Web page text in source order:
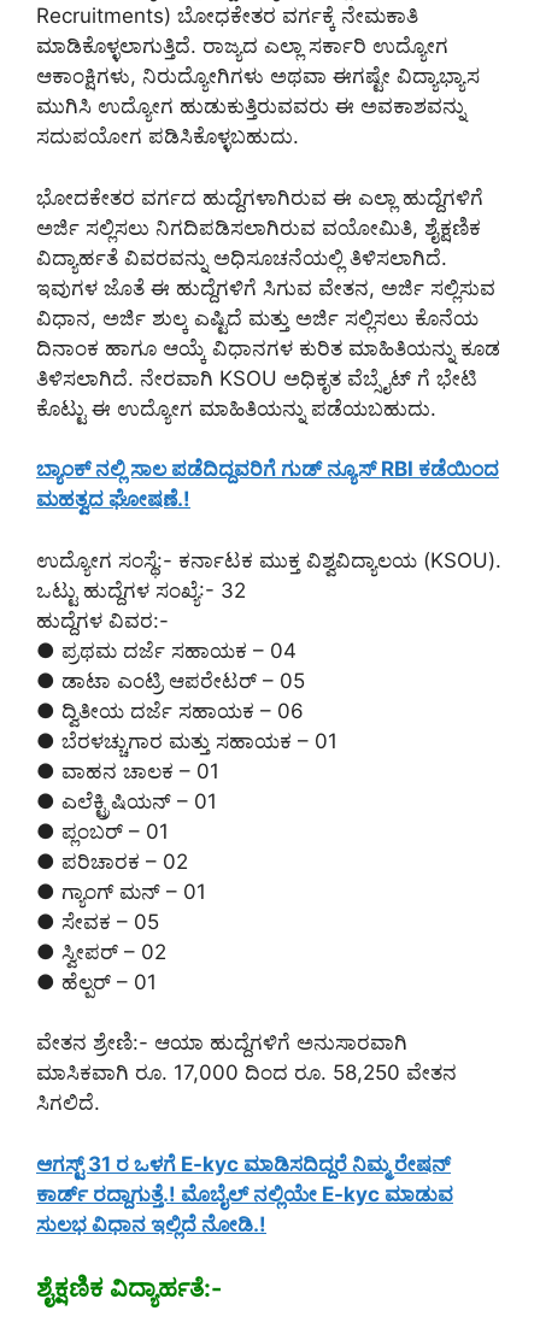
Recruitments) ಬೋಧಕೇತರ ವರ್ಗಕ್ಕೆ ನೇಮಕಾತಿ
ಮಾಡಿಕೊಳ್ಳಲಾಗುತ್ತಿದೆ. ರಾಜ್ಯದ ಎಲ್ಲಾ ಸರ್ಕಾರಿ ಉದ್ಯೋಗ
ಆಕಾಂಕ್ಷಿಗಳು, ನಿರುದ್ಯೋಗಿಗಳು ಅಥವಾ ಈಗಷ್ಟೇ ವಿದ್ಯಾಭ್ಯಾಸ
ಮುಗಿಸಿ ಉದ್ಯೋಗ ಹುಡುಕುತ್ತಿರುವವರು ಈ ಅವಕಾಶವನ್ನು
ಸದುಪಯೋಗ ಪಡಿಸಿಕೊಳ್ಳಬಹುದು.
ಭೋದಕೇತರ ವರ್ಗದ ಹುದ್ದೆಗಳಾಗಿರುವ ಈ ಎಲ್ಲಾ ಹುದ್ದೆಗಳಿಗೆ
ಅರ್ಜಿ ಸಲ್ಲಿಸಲು ನಿಗದಿಪಡಿಸಲಾಗಿರುವ ವಯೋಮಿತಿ, ಶೈಕ್ಷಣಿಕ
ವಿದ್ಯಾರ್ಹತೆ ವಿವರವನ್ನು ಅಧಿಸೂಚನೆಯಲ್ಲಿ ತಿಳಿಸಲಾಗಿದೆ.
ಇವುಗಳ ಜೊತೆ ಈ ಹುದ್ದೆಗಳಿಗೆ ಸಿಗುವ ವೇತನ, ಅರ್ಜಿ ಸಲ್ಲಿಸುವ
ವಿಧಾನ, ಅರ್ಜಿ ಶುಲ್ಕ ಎಷ್ಟಿದೆ ಮತ್ತು ಅರ್ಜಿ ಸಲ್ಲಿಸಲು ಕೊನೆಯ
ದಿನಾಂಕ ಹಾಗೂ ಆಯ್ಕೆ ವಿಧಾನಗಳ ಕುರಿತ ಮಾಹಿತಿಯನ್ನು ಕೂಡ
ತಿಳಿಸಲಾಗಿದೆ. ನೇರವಾಗಿ KSOU ಅಧಿಕೃತ ವೆಬ್ಸೈಟ್ ಗೆ ಭೇಟಿ
ಕೊಟ್ಟು ಈ ಉದ್ಯೋಗ ಮಾಹಿತಿಯನ್ನು ಪಡೆಯಬಹುದು.
ಬ್ಯಾಂಕ್ ನಲ್ಲಿ ಸಾಲ ಪಡೆದಿದ್ದವರಿಗೆ ಗುಡ್ ನ್ಯೂಸ್ RBI ಕಡೆಯಿಂದ
ಮಹತ್ವದ ಘೋಷಣೆ.!
ಉದ್ಯೋಗ ಸಂಸ್ಥೆ:- ಕರ್ನಾಟಕ ಮುಕ್ತ ವಿಶ್ವವಿದ್ಯಾಲಯ (KSOU).
ಒಟ್ಟು ಹುದ್ದೆಗಳ ಸಂಖ್ಯೆ:- 32
ಹುದ್ದೆಗಳ ವಿವರ:-
● ಪ್ರಥಮ ದರ್ಜೆ ಸಹಾಯಕ – 04
● ಡಾಟಾ ಎಂಟ್ರಿ ಆಪರೇಟರ್ – 05
● ದ್ವಿತೀಯ ದರ್ಜೆ ಸಹಾಯಕ – 06
● ಬೆರಳಚ್ಚುಗಾರ ಮತ್ತು ಸಹಾಯಕ – 01
● ವಾಹನ ಚಾಲಕ – 01
● ಎಲೆಕ್ಟ್ರಿಷಿಯನ್ – 01
● ಪ್ಲಂಬರ್ – 01
● ಪರಿಚಾರಕ – 02
● ಗ್ಯಾಂಗ್ ಮನ್ – 01
● ಸೇವಕ – 05
● ಸ್ವೀಪರ್ – 02
● ಹೆಲ್ಪರ್ – 01
ವೇತನ ಶ್ರೇಣಿ:- ಆಯಾ ಹುದ್ದೆಗಳಿಗೆ ಅನುಸಾರವಾಗಿ
ಮಾಸಿಕವಾಗಿ ರೂ. 17,000 ದಿಂದ ರೂ. 58,250 ವೇತನ
ಸಿಗಲಿದೆ.
ಆಗಸ್ಟ್ 31 ರ ಒಳಗೆ E-kyc ಮಾಡಿಸದಿದ್ದರೆ ನಿಮ್ಮ ರೇಷನ್
ಕಾರ್ಡ್ ರದ್ದಾಗುತ್ತೆ.! ಮೊಬೈಲ್ ನಲ್ಲಿಯೇ E-kyc ಮಾಡುವ
ಸುಲಭ ವಿಧಾನ ಇಲ್ಲಿದೆ ನೋಡಿ.!
ಶೈಕ್ಷಣಿಕ ವಿದ್ಯಾರ್ಹತೆ:-